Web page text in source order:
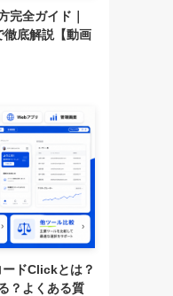
完全ガイド｜
徹底解説【動画
ードClickとは？
？よくある質